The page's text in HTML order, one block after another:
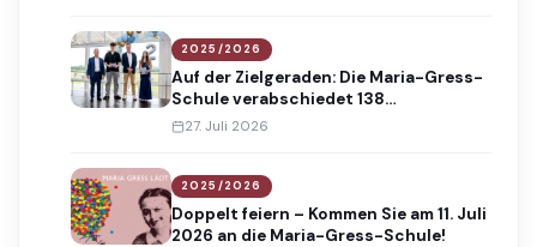
2025/2026
Auf der Zielgeraden: Die Maria-Gress-
Schule verabschiedet 138
Absolventinnen und Absolventen
27. Juli 2026
2025/2026
Doppelt feiern – Kommen Sie am 11. Juli
2026 an die Maria-Gress-Schule!